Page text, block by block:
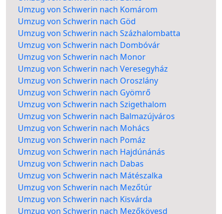
Umzug von Schwerin nach Komárom
Umzug von Schwerin nach Göd
Umzug von Schwerin nach Százhalombatta
Umzug von Schwerin nach Dombóvár
Umzug von Schwerin nach Monor
Umzug von Schwerin nach Veresegyház
Umzug von Schwerin nach Oroszlány
Umzug von Schwerin nach Gyömrő
Umzug von Schwerin nach Szigethalom
Umzug von Schwerin nach Balmazújváros
Umzug von Schwerin nach Mohács
Umzug von Schwerin nach Pomáz
Umzug von Schwerin nach Hajdúnánás
Umzug von Schwerin nach Dabas
Umzug von Schwerin nach Mátészalka
Umzug von Schwerin nach Mezőtúr
Umzug von Schwerin nach Kisvárda
Umzug von Schwerin nach Mezőkövesd